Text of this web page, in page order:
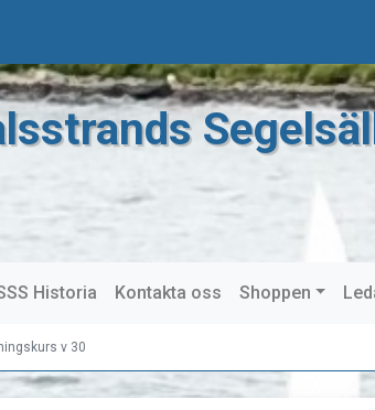
Historia Kontakta oss Shoppen
v 30